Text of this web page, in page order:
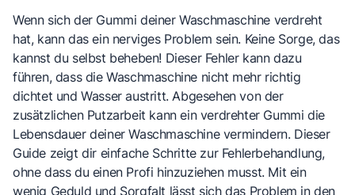
Wenn sich der Gummi deiner Waschmaschine verdreht
hat, kann das ein nerviges Problem sein. Keine Sorge, das
kannst du selbst beheben! Dieser Fehler kann dazu
führen, dass die Waschmaschine nicht mehr richtig
dichtet und Wasser austritt. Abgesehen von der
zusätzlichen Putzarbeit kann ein verdrehter Gummi die
Lebensdauer deiner Waschmaschine vermindern. Dieser
Guide zeigt dir einfache Schritte zur Fehlerbehandlung,
ohne dass du einen Profi hinzuziehen musst. Mit ein
wenig Geduld und Sorgfalt lässt sich das Problem in den